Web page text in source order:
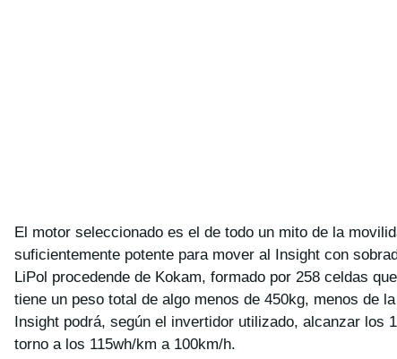
El motor seleccionado es el de todo un mito de la
suficientemente potente para mover al Insight con
LiPol procedende de Kokam, formado por 258 celdas
tiene un peso total de algo menos de 450kg, menos de
Insight podrá, según el invertidor utilizado, alcanzar los
torno a los 115wh/km a 100km/h.